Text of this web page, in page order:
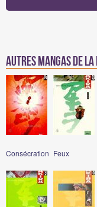
Autres mangas de la
Consécration Feux